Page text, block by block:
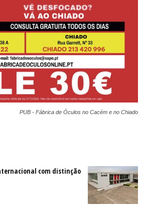
PUB - Fábrica de Óculos no Cacém e no Chiado
com distinção